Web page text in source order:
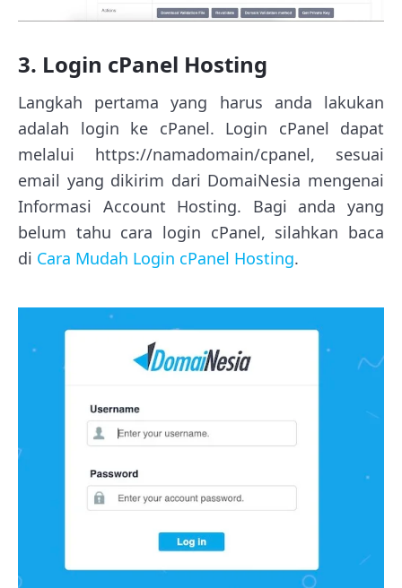
3. Login cPanel Hosting
Langkah pertama yang harus anda lakukan
adalah login ke cPanel. Login cPanel dapat
melalui https://namadomain/cpanel, sesuai
email yang dikirim dari DomaiNesia mengenai
Informasi Account Hosting. Bagi anda yang
belum tahu cara login cPanel, silahkan baca
di Cara Mudah Login cPanel Hosting.